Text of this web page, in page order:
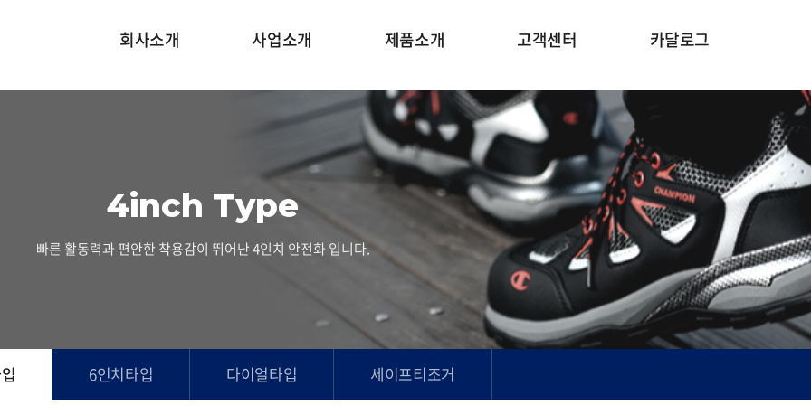
회사소개 사업소개 제품소개 고객센터 카달로그
4inch Type
빠른 활동력과 편안한 착용감이 뛰어난 4인치 안전화 입니다.
6인치타입 다이얼타입 세이프티조거